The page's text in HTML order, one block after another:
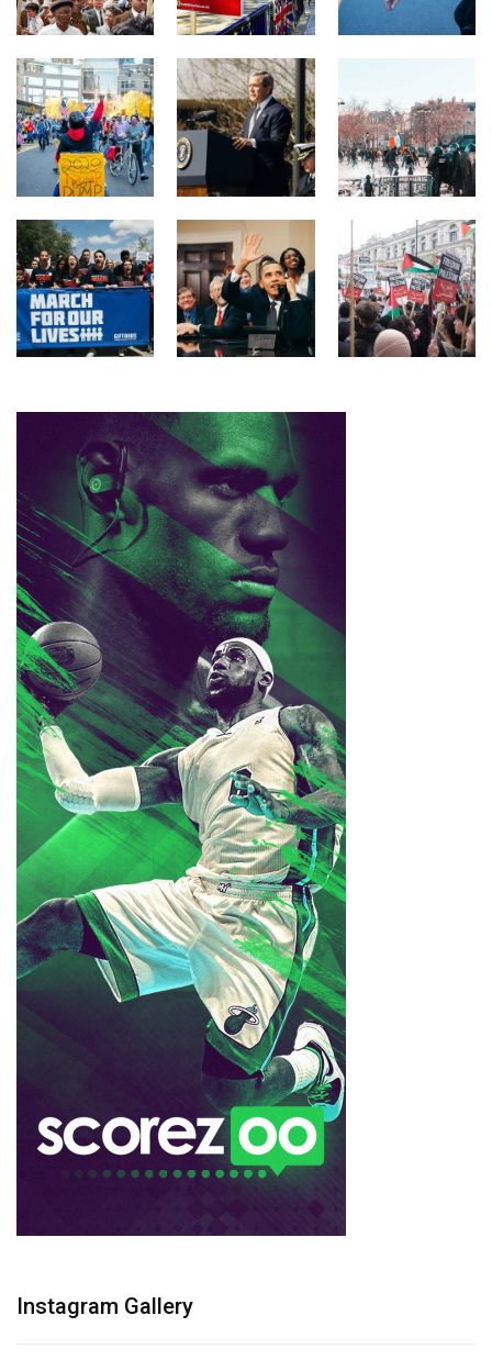
Instagram Gallery